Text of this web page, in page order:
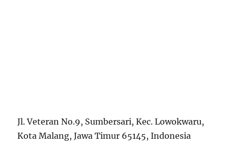
Jl. Veteran No.9, Sumbersari, Kec. Lowokwaru,
Kota Malang, Jawa Timur 65145, Indonesia